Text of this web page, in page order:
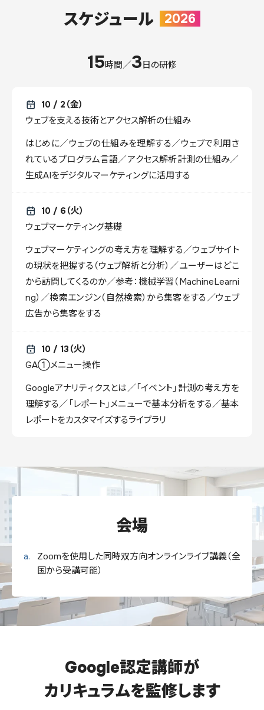
スケジュール 2026
15時間／3 日の研修
10 / 2（金）
ウェブを支える技術とアクセス解析の仕組み
はじめに／ウェブの仕組みを理解する／ウェブで利用さ
れているプログラム言語／アクセス解析計測の仕組み／
生成AIをデジタルマーケティングに活用する
10 / 6（火）
ウェブマーケティング基礎
ウェブマーケティングの考え方を理解する／ウェブサイト
の現状を把握する（ウェブ解析と分析）／ユーザーはどこ
から訪問してくるのか／参考：機械学習（MachineLearni
ng）／検索エンジン（自然検索）から集客をする／ウェブ
広告から集客をする
10 / 13（火）
GA①メニュー操作
Googleアナリティクスとは／「イベント」計測の考え方を
理解する／「レポート」メニューで基本分析をする／基本
レポートをカスタマイズするライブラリ
会場
Zoomを使用した同時双方向オンラインライブ講義（全
国から受講可能）
Google認定講師が
カリキュラムを監修します